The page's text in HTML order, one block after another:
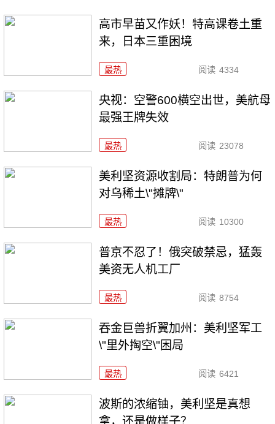
高市早苗又作妖！特高课卷土重
来，日本三重困境
最热 阅读 4334
央视：空警600横空出世，美航母
最强王牌失效
最热 阅读 23078
美利坚资源收割局：特朗普为何
对乌稀土\"摊牌\"
最热 阅读 10300
普京不忍了！俄突破禁忌，猛轰
美资无人机工厂
最热 阅读 8754
吞金巨兽折翼加州：美利坚军工
\"里外掏空\"困局
最热 阅读 6421
波斯的浓缩铀，美利坚是真想
拿，还是做样子？